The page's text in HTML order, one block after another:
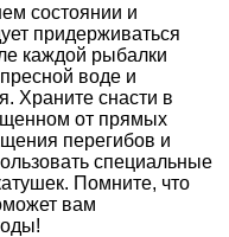
состоянии и
придерживаться
каждой рыбалки
воде и
Храните снасти в
от прямых
перегибов и
специальные
Помните, что
вам